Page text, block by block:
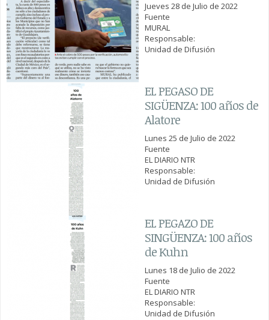
Jueves 28 de Julio de 2022
Fuente
MURAL
Responsable:
Unidad de Difusión
EL PEGASO DE
SIGÜENZA: 100 años de
Alatore
Lunes 25 de Julio de 2022
Fuente
EL DIARIO NTR
Responsable:
Unidad de Difusión
EL PEGAZO DE
SINGÜENZA: 100 años
de Kuhn
Lunes 18 de Julio de 2022
Fuente
EL DIARIO NTR
Responsable:
Unidad de Difusión